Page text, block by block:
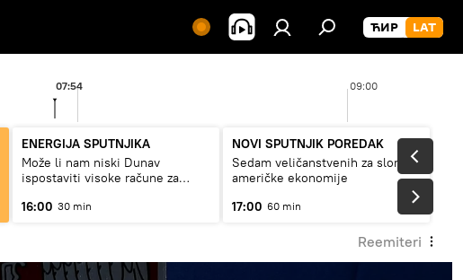
09:00
07:54
ENERGIJA SPUTNJIKA
Može li nam niski Dunav
ispostaviti visoke račune za
16:00 30 min
NOVI SPUTNJIK POREDAK
Sedam veličanstvenih za slom
američke ekonomije
17:00 60 min
Reemiteri